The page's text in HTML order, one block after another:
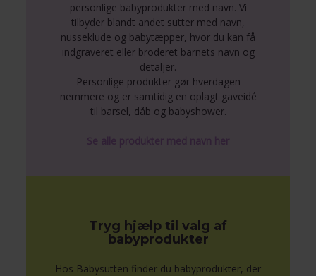
personlige babyprodukter med navn. Vi
tilbyder blandt andet sutter med navn,
nusseklude og babytæpper, hvor du kan få
indgraveret eller broderet barnets navn og
detaljer.
Personlige produkter gør hverdagen
nemmere og er samtidig en oplagt gaveidé
til barsel, dåb og babyshower.
Se alle produkter med navn her
Tryg hjælp til valg af
babyprodukter
Hos Babysutten finder du babyprodukter, der